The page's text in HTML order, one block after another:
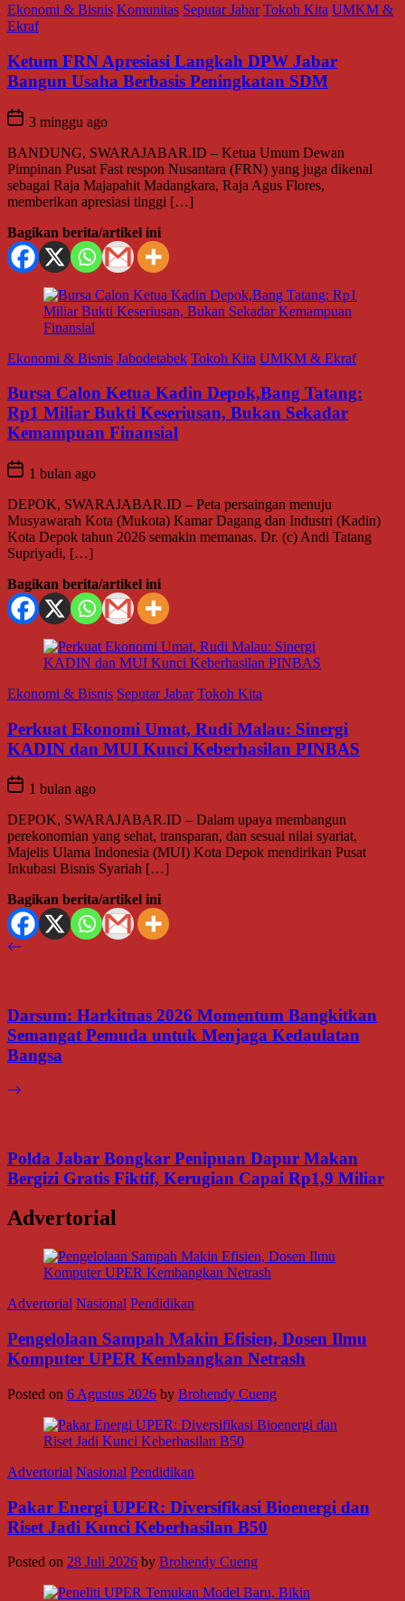
Ekonomi & Bisnis Komunitas Seputar Jabar Tokoh Kita UMKM &
Ekraf
Ketum FRN Apresiasi Langkah DPW Jabar
Bangun Usaha Berbasis Peningkatan SDM
3 minggu ago
BANDUNG, SWARAJABAR.ID – Ketua Umum Dewan
Pimpinan Pusat Fast respon Nusantara (FRN) yang juga dikenal
sebagai Raja Majapahit Madangkara, Raja Agus Flores,
memberikan apresiasi tinggi […]
Bagikan berita/artikel ini
Ekonomi & Bisnis Jabodetabek Tokoh Kita UMKM & Ekraf
Bursa Calon Ketua Kadin Depok,Bang Tatang:
Rp1 Miliar Bukti Keseriusan, Bukan Sekadar
Kemampuan Finansial
1 bulan ago
DEPOK, SWARAJABAR.ID – Peta persaingan menuju
Musyawarah Kota (Mukota) Kamar Dagang dan Industri (Kadin)
Kota Depok tahun 2026 semakin memanas. Dr. (c) Andi Tatang
Supriyadi, […]
Bagikan berita/artikel ini
Ekonomi & Bisnis Seputar Jabar Tokoh Kita
Perkuat Ekonomi Umat, Rudi Malau: Sinergi
KADIN dan MUI Kunci Keberhasilan PINBAS
1 bulan ago
DEPOK, SWARAJABAR.ID – Dalam upaya membangun
perekonomian yang sehat, transparan, dan sesuai nilai syariat,
Majelis Ulama Indonesia (MUI) Kota Depok mendirikan Pusat
Inkubasi Bisnis Syariah […]
Bagikan berita/artikel ini
Darsum: Harkitnas 2026 Momentum Bangkitkan
Semangat Pemuda untuk Menjaga Kedaulatan
Bangsa
Polda Jabar Bongkar Penipuan Dapur Makan
Bergizi Gratis Fiktif, Kerugian Capai Rp1,9 Miliar
Advertorial
Advertorial Nasional Pendidikan
Pengelolaan Sampah Makin Efisien, Dosen Ilmu
Komputer UPER Kembangkan Netrash
Posted on 6 Agustus 2026 by Brohendy Cueng
Advertorial Nasional Pendidikan
Pakar Energi UPER: Diversifikasi Bioenergi dan
Riset Jadi Kunci Keberhasilan B50
Posted on 28 Juli 2026 by Brohendy Cueng